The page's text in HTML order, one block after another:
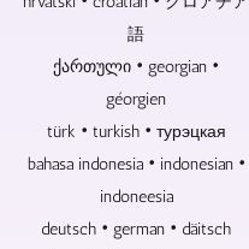
語
ქართული • georgian •
géorgien
türk • turkish • турэцкая
bahasa indonesia • indonesian •
indoneesia
deutsch • german • däitsch